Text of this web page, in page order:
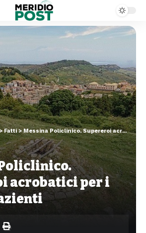
Fatti>Messina Policlinico. Supereroi acrobatici per i piccoli pazienti
acrobatici per i